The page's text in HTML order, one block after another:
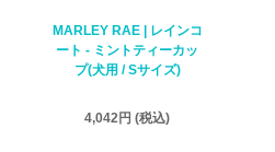
MARLEY RAE | レインコ
ート - ミントティーカッ
プ(犬用 / Sサイズ)
4,042円 (税込)